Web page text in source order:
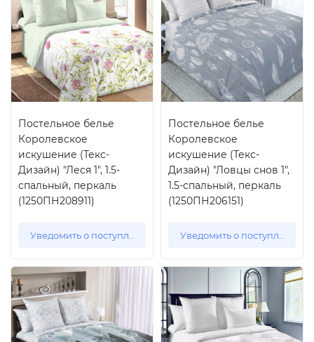
Постельное белье
Королевское
искушение (Текс-
Дизайн) "Леся 1", 1.5-
спальный, перкаль
(1250ПН208911)
Уведомить о поступлении
Постельное белье
Королевское
искушение (Текс-
Дизайн) "Ловцы снов 1",
1.5-спальный, перкаль
(1250ПН206151)
Уведомить о поступлении